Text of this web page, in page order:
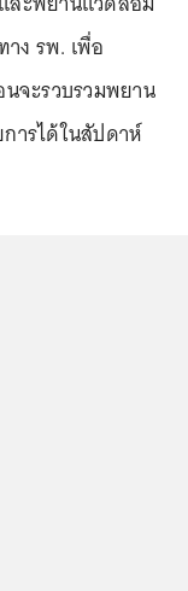
ง รพ. เพื่อ
จะรวบรวมพยาน
ารได้ในสัปดาห์